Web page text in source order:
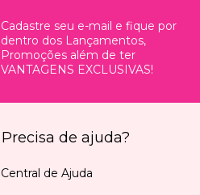
Cadastre seu e-mail e fique por
dentro dos Lançamentos,
Promoções além de ter
VANTAGENS EXCLUSIVAS!
Precisa de ajuda?
Central de Ajuda